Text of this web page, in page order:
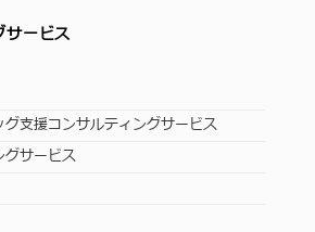
サービス
支援コンサルティングサービス
グサービス